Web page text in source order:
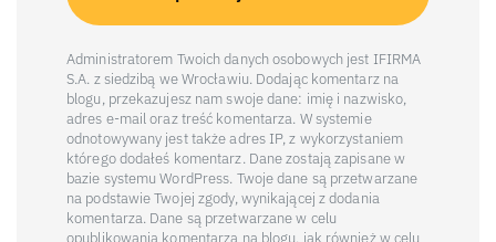
Administratorem Twoich danych osobowych jest IFIRMA
S.A. z siedzibą we Wrocławiu. Dodając komentarz na
blogu, przekazujesz nam swoje dane: imię i nazwisko,
adres e-mail oraz treść komentarza. W systemie
odnotowywany jest także adres IP, z wykorzystaniem
którego dodałeś komentarz. Dane zostają zapisane w
bazie systemu WordPress. Twoje dane są przetwarzane
na podstawie Twojej zgody, wynikającej z dodania
komentarza. Dane są przetwarzane w celu